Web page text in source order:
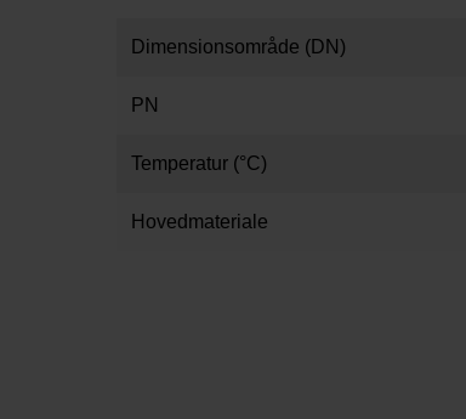
Dimensionsområde (DN)
PN
Temperatur (°C)
Hovedmateriale